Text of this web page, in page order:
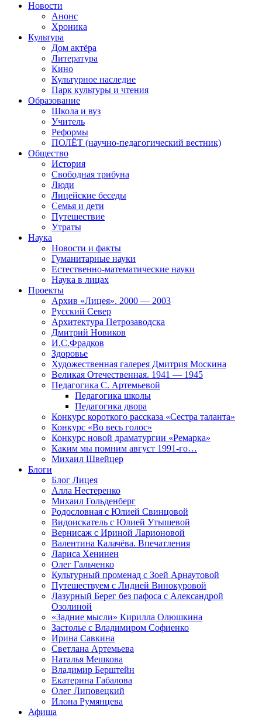
Новости
Анонс
Хроника
Культура
Дом актёра
Литература
Кино
Культурное наследие
Парк культуры и чтения
Образование
Школа и вуз
Учитель
Реформы
ПОЛЁТ (научно-педагогический вестник)
Общество
История
Свободная трибуна
Люди
Лицейские беседы
Семья и дети
Путешествие
Утраты
Наука
Новости и факты
Гуманитарные науки
Естественно-математические науки
Наука в лицах
Проекты
Архив «Лицея». 2000 — 2003
Русский Север
Архитектура Петрозаводска
Дмитрий Новиков
И.С.Фрадков
Здоровье
Художественная галерея Дмитрия Москина
Великая Отечественная. 1941 — 1945
Педагогика С. Артемьевой
Педагогика школы
Педагогика двора
Конкурс короткого рассказа «Сестра таланта»
Конкурс «Во весь голос»
Конкурс новой драматургии «Ремарка»
Каким мы помним август 1991-го…
Михаил Швейцер
Блоги
Блог Лицея
Алла Нестеренко
Михаил Гольденберг
Родословная с Юлией Свинцовой
Видоискатель с Юлией Утышевой
Вернисаж с Ириной Ларионовой
Валентина Калачёва. Впечатления
Лариса Хенинен
Олег Гальченко
Культурный променад с Зоей Арнаутовой
Путешествуем с Лидией Винокуровой
Лазурный Берег без пафоса с Александрой
Озолиной
«Задние мысли» Кирилла Олюшкина
Застолье с Владимиром Софиенко
Ирина Савкина
Светлана Артемьева
Наталья Мешкова
Владимир Берштейн
Екатерина Габалова
Олег Липовецкий
Илона Румянцева
Афиша